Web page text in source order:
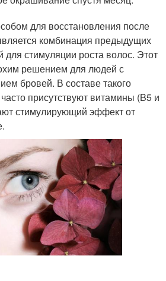
для восстановления после
комбинация предыдущих
для стимуляции роста волос. Этот
решением для людей с
бровей. В составе такого
присутствуют витамины (B5 и
стимулирующий эффект от